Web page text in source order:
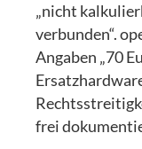
„nicht
verbunden“.
Angaben „70
frei